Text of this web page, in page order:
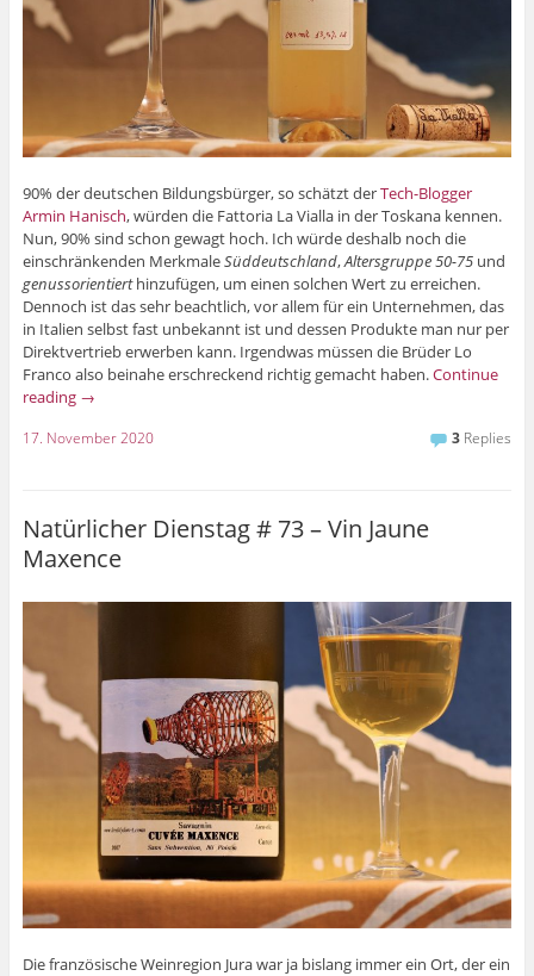
90% der deutschen Bildungsbürger, so schätzt derTech-Blogger
Armin Hanisch, würden die Fattoria La Vialla in der Toskana kennen.
Nun, 90% sind schon gewagt hoch. Ich würde deshalb noch die
einschränkenden MerkmaleSüddeutschland,Altersgruppe 50-75und
genussorientierthinzufügen, um einen solchen Wert zu erreichen.
Dennoch ist das sehr beachtlich, vor allem für ein Unternehmen, das
in Italien selbst fast unbekannt ist und dessen Produkte man nur per
Direktvertrieb erwerben kann. Irgendwas müssen die Brüder Lo
Franco also beinahe erschreckend richtig gemacht haben.Continue
reading →
17. November 2020 3 Replies
Natürlicher Dienstag # 73 – Vin Jaune
Maxence
Die französische Weinregion Jura war ja bislang immer ein Ort, der ein